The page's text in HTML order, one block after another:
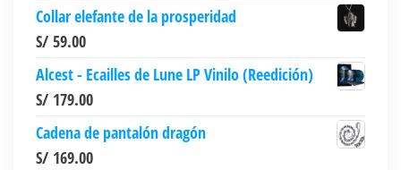
la
página
producto
Collar elefante de la prosperidad
S/ 59.00
Alcest - Ecailles de Lune LP Vinilo (Reedición)
S/ 179.00
Cadena de pantalón dragón
S/ 169.00